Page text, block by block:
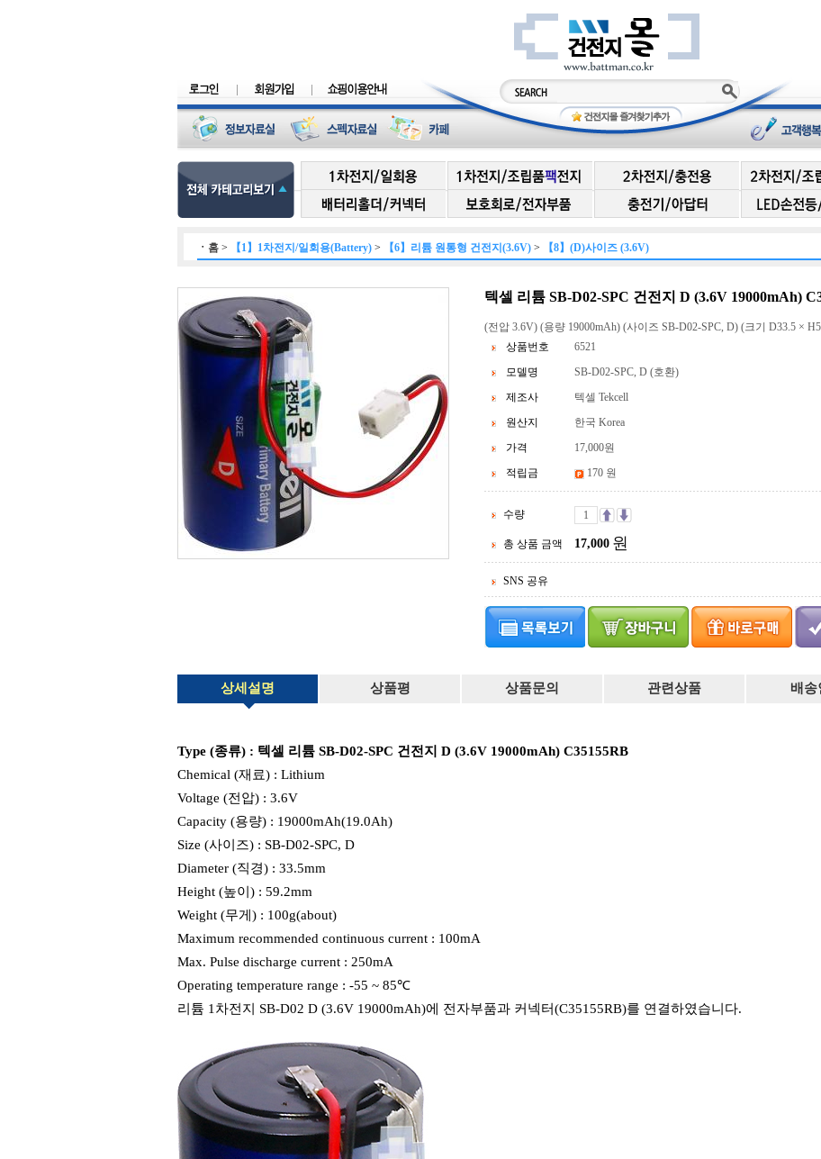
ㆍ 홈 > 【1】1차전지/일회용(Battery) > 【6】리튬 원통형 건전지(3.6V) > 【8】(D)사이즈 (3.6V)
텍셀 리튬 SB-D02-SPC 건전지 D (3.6V 19000mAh)
(전압 3.6V) (용량 19000mAh) (사이즈 SB-D02-SPC, D) (크기 D33.5 ×
상품번호
6521
모델명
SB-D02-SPC, D (호환)
제조사
텍셀 Tekcell
원산지
한국 Korea
가격
17,000원
적립금
170 원
수량
총 상품 금액 17,000 원
SNS 공유
상세설명 상품평 상품문의 관련상품 배송
Type (종류) : 텍셀 리튬 SB-D02-SPC 건전지 D (3.6V 19000mAh) C35155RB
Chemical (재료) : Lithium
Voltage (전압) : 3.6V
Capacity (용량) : 19000mAh(19.0Ah)
Size (사이즈) : SB-D02-SPC, D
Diameter (직경) : 33.5mm
Height (높이) : 59.2mm
Weight (무게) : 100g(about)
Maximum recommended continuous current : 100mA
Max. Pulse discharge current : 250mA
Operating temperature range : -55 ~ 85℃
리튬 1차전지 SB-D02 D (3.6V 19000mAh)에 전자부품과 커넥터(C35155RB)를 연결하였습니다.